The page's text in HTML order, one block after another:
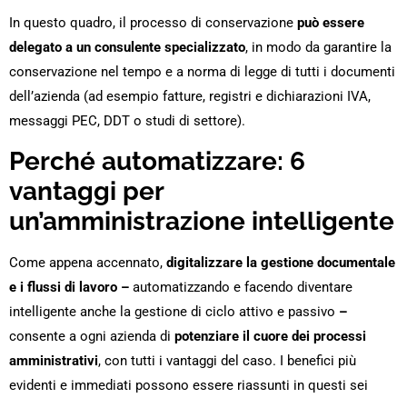
In questo quadro, il processo di conservazione può essere
delegato a un consulente specializzato, in modo da garantire la
conservazione nel tempo e a norma di legge di tutti i documenti
dell’azienda (ad esempio fatture, registri e dichiarazioni IVA,
messaggi PEC, DDT o studi di settore).
Perché automatizzare: 6
vantaggi per
un’amministrazione intelligente
Come appena accennato, digitalizzare la gestione documentale
e i flussi di lavoro – automatizzando e facendo diventare
intelligente anche la gestione di ciclo attivo e passivo –
consente a ogni azienda di potenziare il cuore dei processi
amministrativi, con tutti i vantaggi del caso. I benefici più
evidenti e immediati possono essere riassunti in questi sei